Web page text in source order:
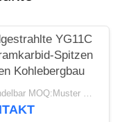
YG11C
Spitzen
Kohlebergbau
verhandelbar MOQ:Muster werden angenommen